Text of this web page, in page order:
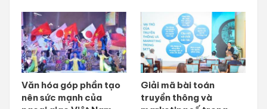
Văn hóa góp phần tạo
nên sức mạnh của
Giải mã bài toán
truyền thông và